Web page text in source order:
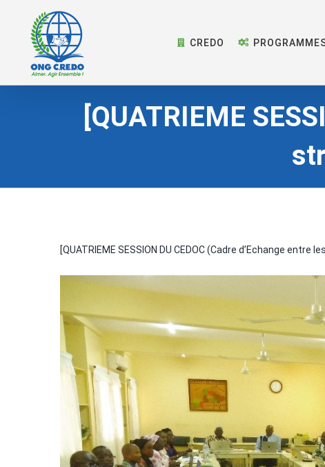
content
CREDO
[QUATRIEME
[QUATRIEME SESSION DU CEDOC (Cadre d’Echange entre
View
Image